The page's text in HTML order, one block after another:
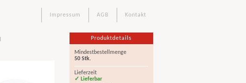
Kontakt
AGB
Impressum
Produktdetails
Mindestbestellmenge
50 Stk.
Lieferzeit
✓ Lieferbar